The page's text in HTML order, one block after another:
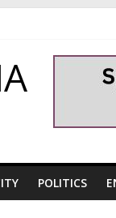
POLITICS